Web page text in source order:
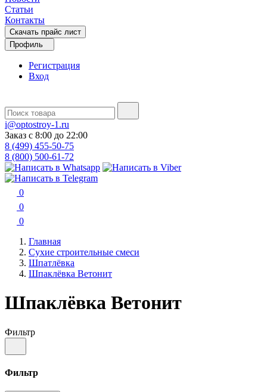
Статьи
Контакты
Скачать прайс лист
Профиль
Регистрация
Вход
i@optostroy-1.ru
Заказ с 8:00 до 22:00
8 (499) 455-50-75
8 (800) 500-61-72
0
0
0
Главная
Сухие строительные смеси
Шпатлёвка
Шпаклёвка Ветонит
Шпаклёвка Ветонит
Фильтр
Фильтр